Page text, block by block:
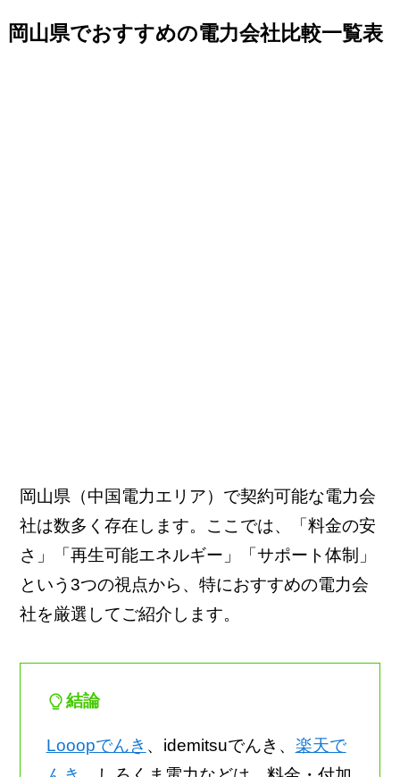
岡山県でおすすめの電力会社比較一覧表
岡山県（中国電力エリア）で契約可能な電力会
社は数多く存在します。ここでは、「料金の安
さ」「再生可能エネルギー」「サポート体制」
という3つの視点から、特におすすめの電力会
社を厳選してご紹介します。
結論
Looopでんき 、idemitsuでんき、 楽天で